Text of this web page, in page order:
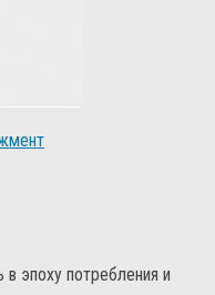
эпоху потребления и